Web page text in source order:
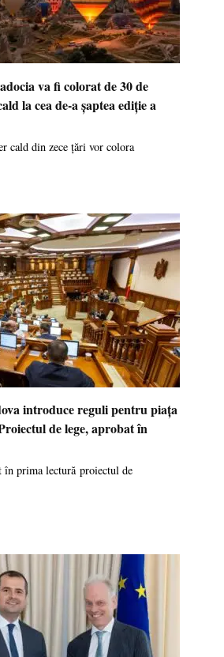
va fi colorat de 30 de
la cea de-a șaptea ediție a
cald din zece țări vor colora
introduce reguli pentru piața
de lege, aprobat în
în prima lectură proiectul de